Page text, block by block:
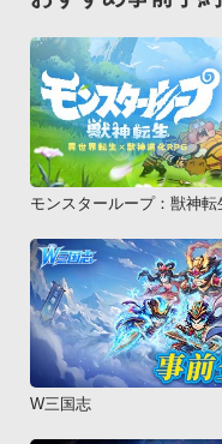
モンスターループ：獣神転
W三国志